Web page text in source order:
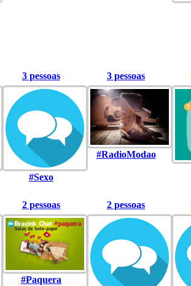
3 pessoas
#Sexo
3 pessoas
#RadioModao
2 pessoas
#Paquera
2 pessoas